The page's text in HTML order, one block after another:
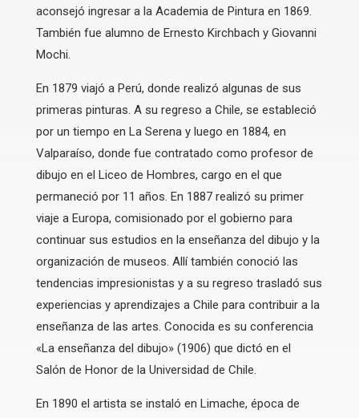
aconsejó ingresar a la Academia de Pintura en 1869.
También fue alumno de Ernesto Kirchbach y Giovanni
Mochi.
En 1879 viajó a Perú, donde realizó algunas de sus
primeras pinturas. A su regreso a Chile, se estableció
por un tiempo en La Serena y luego en 1884, en
Valparaíso, donde fue contratado como profesor de
dibujo en el Liceo de Hombres, cargo en el que
permaneció por 11 años. En 1887 realizó su primer
viaje a Europa, comisionado por el gobierno para
continuar sus estudios en la enseñanza del dibujo y la
organización de museos. Allí también conoció las
tendencias impresionistas y a su regreso trasladó sus
experiencias y aprendizajes a Chile para contribuir a la
enseñanza de las artes. Conocida es su conferencia
«La enseñanza del dibujo» (1906) que dictó en el
Salón de Honor de la Universidad de Chile.
En 1890 el artista se instaló en Limache, época de